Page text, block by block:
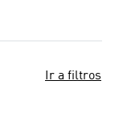
Ir a filtros